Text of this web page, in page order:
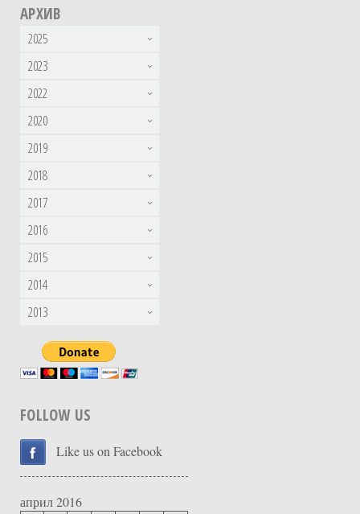
АРХИВ
2025
2023
2022
2020
2019
2018
2017
2016
2015
2014
2013
FOLLOW US
Like us on Facebook
април 2016